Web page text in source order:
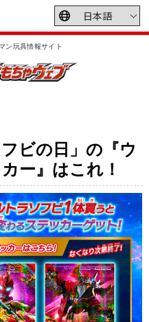
ン玩具情報サイト
ビの日」の『ウ
ー』はこれ！